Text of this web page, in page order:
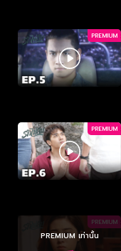
PREMIUM
PREMIUM
PREMIUM
PREMIUM เท่านั้น